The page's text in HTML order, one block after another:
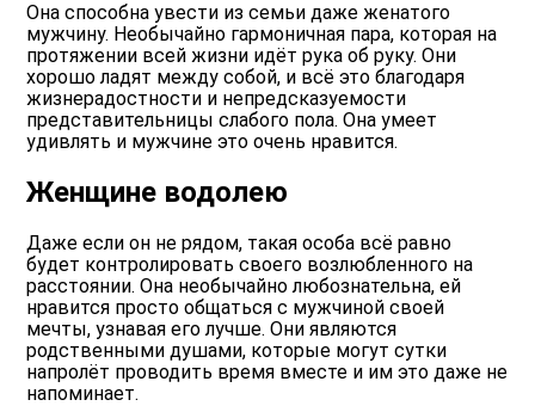
Она способна увести из семьи даже женатого
мужчину. Необычайно гармоничная пара, которая на
протяжении всей жизни идёт рука об руку. Они
хорошо ладят между собой, и всё это благодаря
жизнерадостности и непредсказуемости
представительницы слабого пола. Она умеет
удивлять и мужчине это очень нравится.
Женщине водолею
Даже если он не рядом, такая особа всё равно
будет контролировать своего возлюбленного на
расстоянии. Она необычайно любознательна, ей
нравится просто общаться с мужчиной своей
мечты, узнавая его лучше. Они являются
родственными душами, которые могут сутки
напролёт проводить время вместе и им это даже не
напоминает.